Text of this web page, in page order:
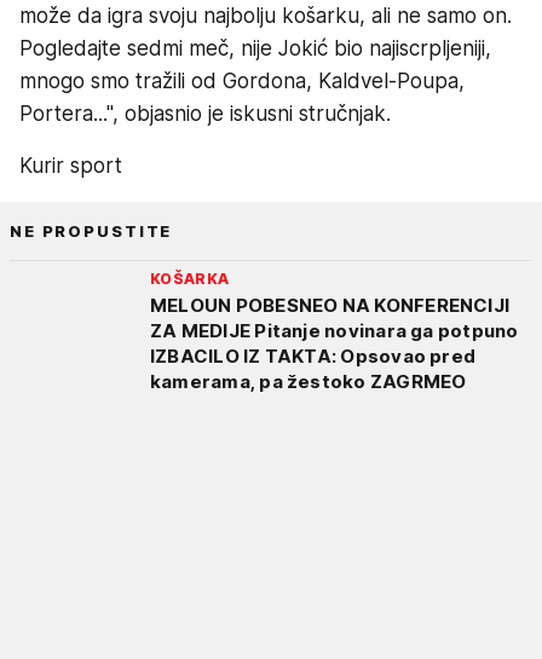
može da igra svoju najbolju košarku, ali ne samo on.
Pogledajte sedmi meč, nije Jokić bio najiscrpljeniji,
mnogo smo tražili od Gordona, Kaldvel-Poupa,
Portera...", objasnio je iskusni stručnjak.
Kurir sport
NE PROPUSTITE
KOŠARKA
MELOUN POBESNEO NA KONFERENCIJI
ZA MEDIJE Pitanje novinara ga potpuno
IZBACILO IZ TAKTA: Opsovao pred
kamerama, pa žestoko ZAGRMEO